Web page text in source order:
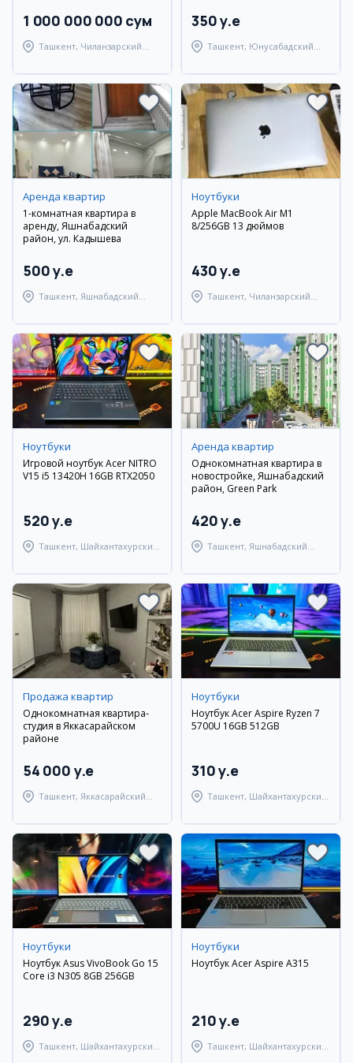
1 000 000 000 сум
Ташкент, Чиланзарский
350 y.e
Ташкент, Юнусабадский
Аренда квартир
1-комнатная квартира в
аренду, Яшнабадский
район, ул. Кадышева
500 y.e
Ташкент, Яшнабадский
Ноутбуки
Apple MacBook Air M1
8/256GB 13 дюймов
430 y.e
Ташкент, Чиланзарский
Ноутбуки
Игровой ноутбук Acer NITRO
V15 i5 13420H 16GB RTX2050
520 y.e
Ташкент, Шайхантахурский
Аренда квартир
Однокомнатная квартира в
новостройке, Яшнабадский
район, Green Park
420 y.e
Ташкент, Яшнабадский
Продажа квартир
Однокомнатная квартира-
студия в Яккасарайском
районе
54 000 y.e
Ташкент, Яккасарайский
Ноутбуки
Ноутбук Acer Aspire Ryzen 7
5700U 16GB 512GB
310 y.e
Ташкент, Шайхантахурский
Ноутбуки
Ноутбук Asus VivoBook Go 15
Core i3 N305 8GB 256GB
290 y.e
Ташкент, Шайхантахурский
Ноутбуки
Ноутбук Acer Aspire A315
210 y.e
Ташкент, Шайхантахурский